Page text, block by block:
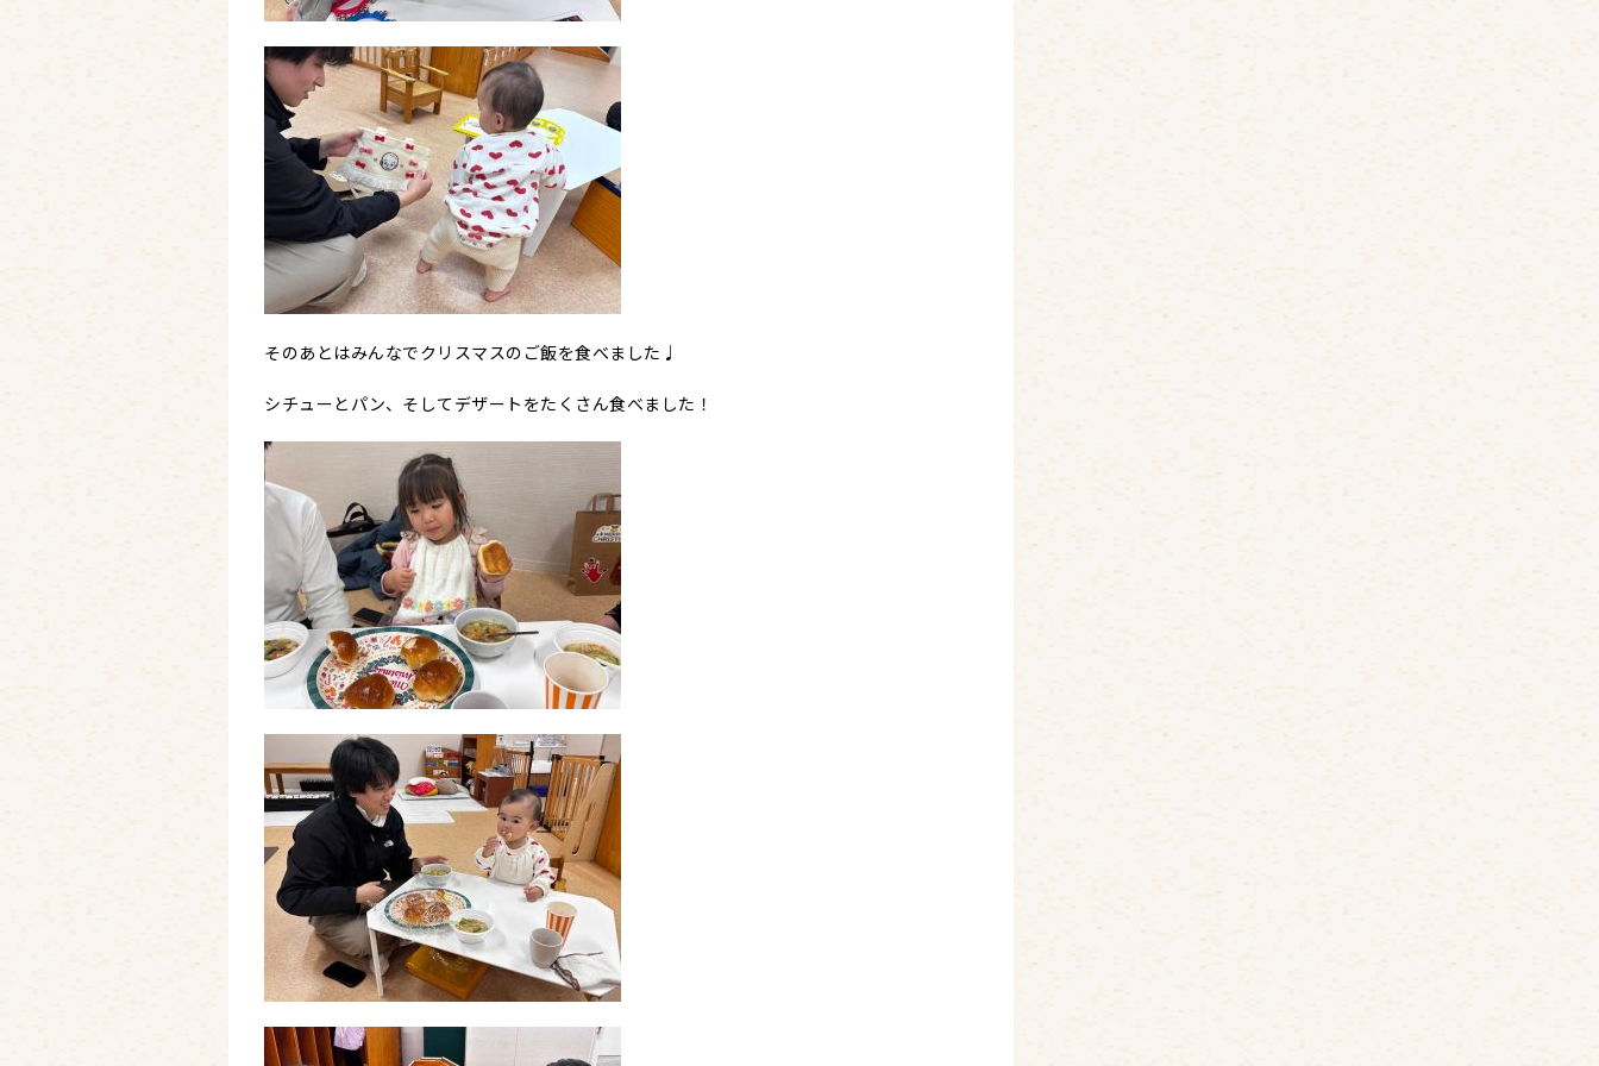
そのあとはみんなでクリスマスのご飯を食べました♩
シチューとパン、そしてデザートをたくさん食べました！